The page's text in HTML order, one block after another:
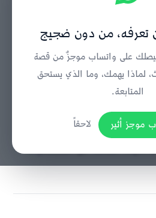
ويُحسّن سرعة
افتتاح مستشفى
الأربعاء بشمال الباطنة
مركزة وطوارئ متقدمة
الضغط عن مستشفيات
تعرفه، من دون ضجيج
على واتساب موجزٌ من قصة
لماذا يهمك، وما الذي يستحق
المتابعة.
موجز أثير
لاحقاً